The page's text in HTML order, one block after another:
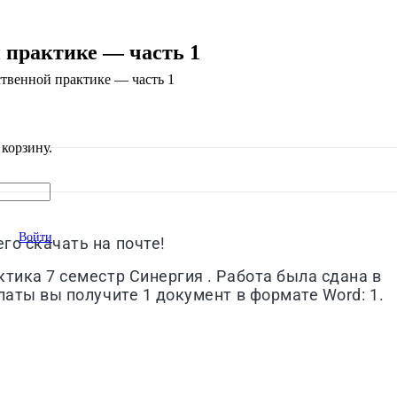
Войти
практике — часть 1
практике — часть 1
скачать на почте!
7 семестр Синергия . Работа была сдана в
вы получите 1 документ в формате Word: 1.